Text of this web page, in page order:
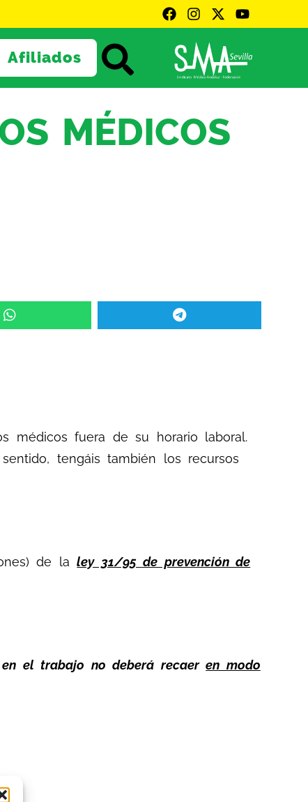
Afiliados
MÉDICOS
médicos fuera de su horario laboral.
tengáis también los recursos
de laley 31/95 de prevención de
el trabajo no deberá recaeren modo